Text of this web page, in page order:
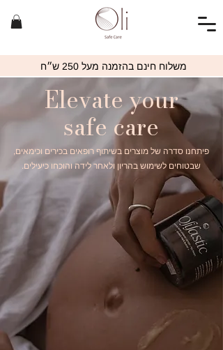
משלוח חינם בהזמנה מעל 250 ש״ח
Elevate your
safe care
פיתחנו סדרה של מוצרים בשיתוף רופאים בכירים וכימאים,
שבטוחים לשימוש בהריון ולאחר לידה והוכחו כיעילים.